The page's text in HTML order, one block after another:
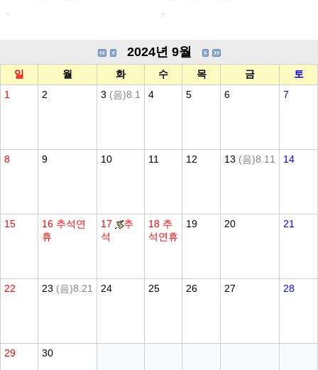
2024년 9월
일 월 화 수 목 금
토
1
2 3 (음)8.1 4 5 6 7
8 9 10 11 12 13 (음)8.11 14
15 16 추석연
휴
17
추
석
18 추
석연휴
19 20 21
22 23 (음)8.21 24 25 26 27 28
29 30